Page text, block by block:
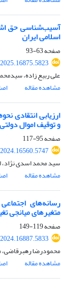
آسیب‌شناسی حق
اسلامی ایران
صفحه63-93
علی ربیع زاده،
مشاهده مقاله
ارزیابی انتقادی
و توقیف اموال دولتی
صفحه95-117
سید محمد اسدی نژاد،
مشاهده مقاله
رسانه‌های
متغیرهای میانجی
صفحه119-149
محمودرضا رهبرقاضی،
مشاهده مقاله